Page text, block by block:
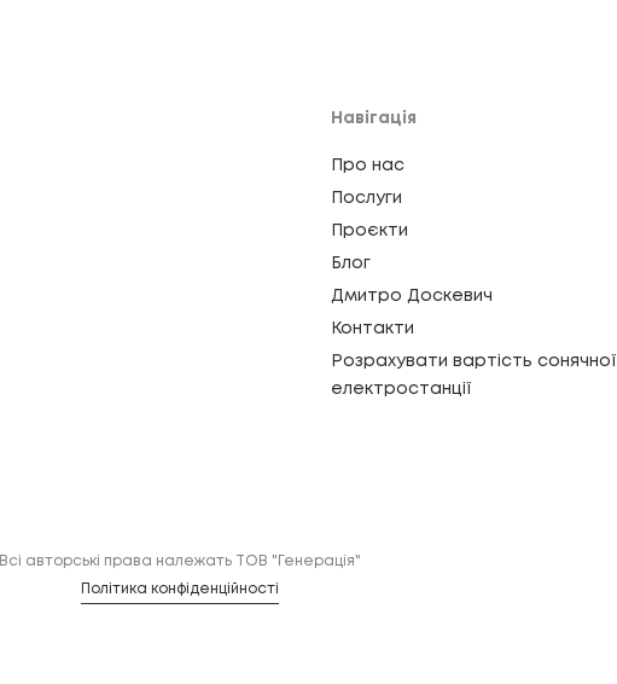
Навігація
Про нас
Послуги
Проєкти
Блог
Дмитро Доскевич
Контакти
Розрахувати вартість сонячної
електростанції
Всі авторські права належать ТОВ "Генерація"
Політика конфіденційності